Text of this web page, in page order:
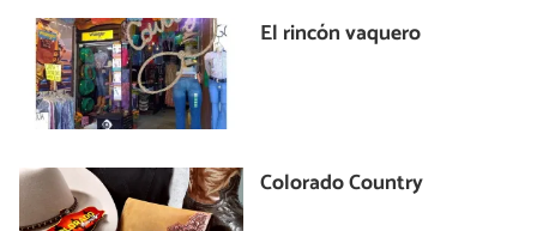
El rincón vaquero
Colorado Country